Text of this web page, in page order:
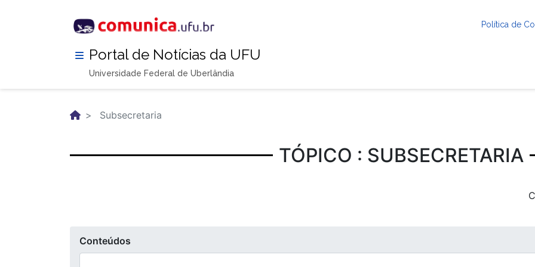
Política de
Portal de Notícias da UFU
Universidade Federal de Uberlândia
Subsecretaria
TÓPICO : SUBSECRETARIA
Conteúdos